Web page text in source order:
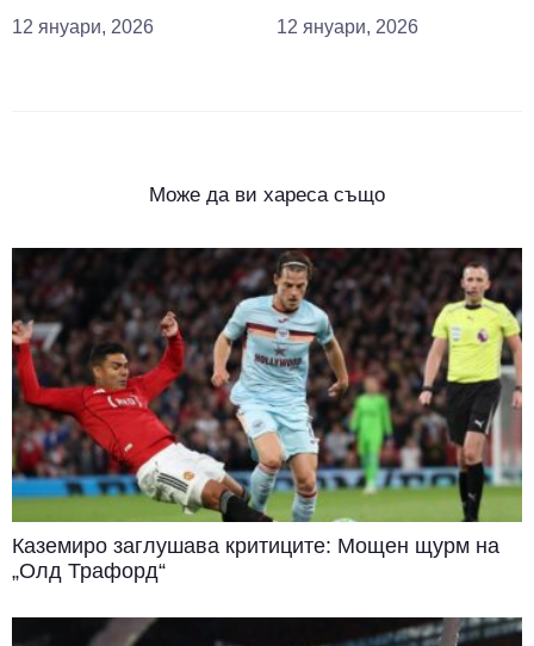
12 януари, 2026 12 януари, 2026
Може да ви хареса също
Каземиро заглушава критиците: Мощен щурм на
„Олд Трафорд“